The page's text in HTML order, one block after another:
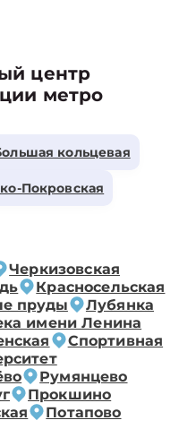
центр
метро
кольцевая
Покровская
Черкизовская
Красносельская
пруды
Лубянка
имени Ленина
Спортивная
Румянцево
Прокшино
Потапово